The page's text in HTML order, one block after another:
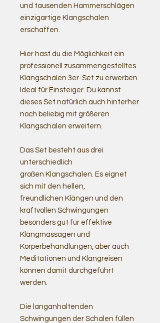
und tausenden Hammerschlägen
einzigartige Klangschalen
erschaffen.
Hier hast du die Möglichkeit ein
professionell zusammengestelltes
Klangschalen 3er-Set zu erwerben.
Ideal für Einsteiger. Du kannst
dieses Set natürlich auch hinterher
noch beliebig mit größeren
Klangschalen erweitern.
Das Set besteht aus drei
unterschiedlich
großen Klangschalen. Es eignet
sich mit den hellen,
freundlichen Klängen und den
kraftvollen Schwingungen
besonders gut für effektive
Klangmassagen und
Körperbehandlungen, aber auch
Meditationen und Klangreisen
können damit durchgeführt
werden.
Die langanhaltenden
Schwingungen der Schalen füllen